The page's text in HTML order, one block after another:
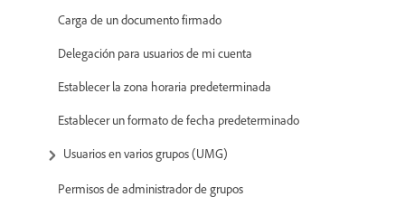
Carga de un documento firmado
Delegación para usuarios de mi cuenta
Establecer la zona horaria predeterminada
Establecer un formato de fecha predeterminado
Usuarios en varios grupos (UMG)
Permisos de administrador de grupos